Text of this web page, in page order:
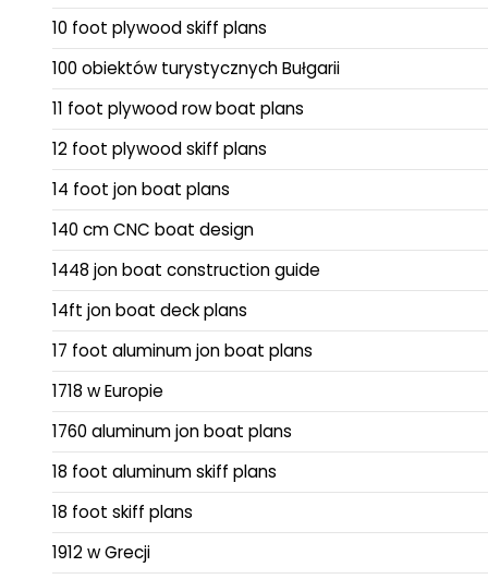
10 foot plywood skiff plans
100 obiektów turystycznych Bułgarii
11 foot plywood row boat plans
12 foot plywood skiff plans
14 foot jon boat plans
140 cm CNC boat design
1448 jon boat construction guide
14ft jon boat deck plans
17 foot aluminum jon boat plans
1718 w Europie
1760 aluminum jon boat plans
18 foot aluminum skiff plans
18 foot skiff plans
1912 w Grecji